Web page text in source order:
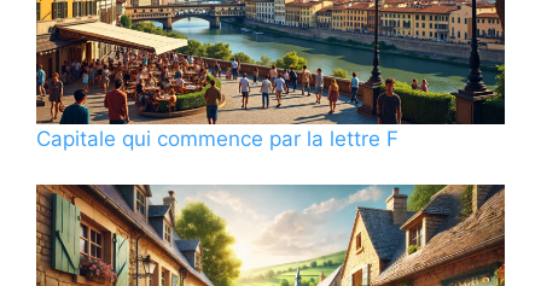
Capitale qui commence par la lettre F